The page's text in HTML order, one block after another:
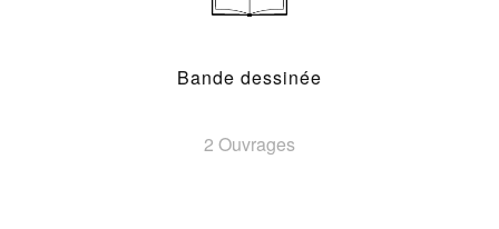
Bande dessinée
2 Ouvrages